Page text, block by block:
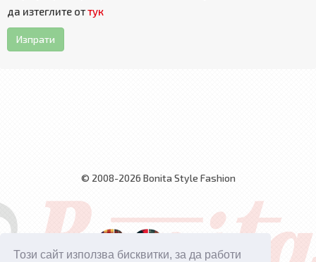
Този сайт използва бисквитки, за да работи
да изтеглите оттук
Изпрати
© 2008-2026 Bonita Style Fashion